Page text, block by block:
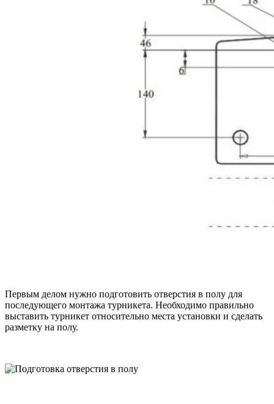
Первым делом нужно подготовить отверстия в полу для
последующего монтажа турникета. Необходимо правильно
выставить турникет относительно места установки и сделать
разметку на полу.